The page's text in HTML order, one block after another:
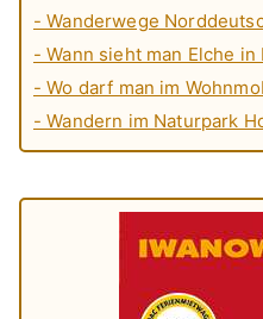
- Wanderwege
- Wann sieht man Elche in
- Wo darf man im
- Wandern im Naturpark